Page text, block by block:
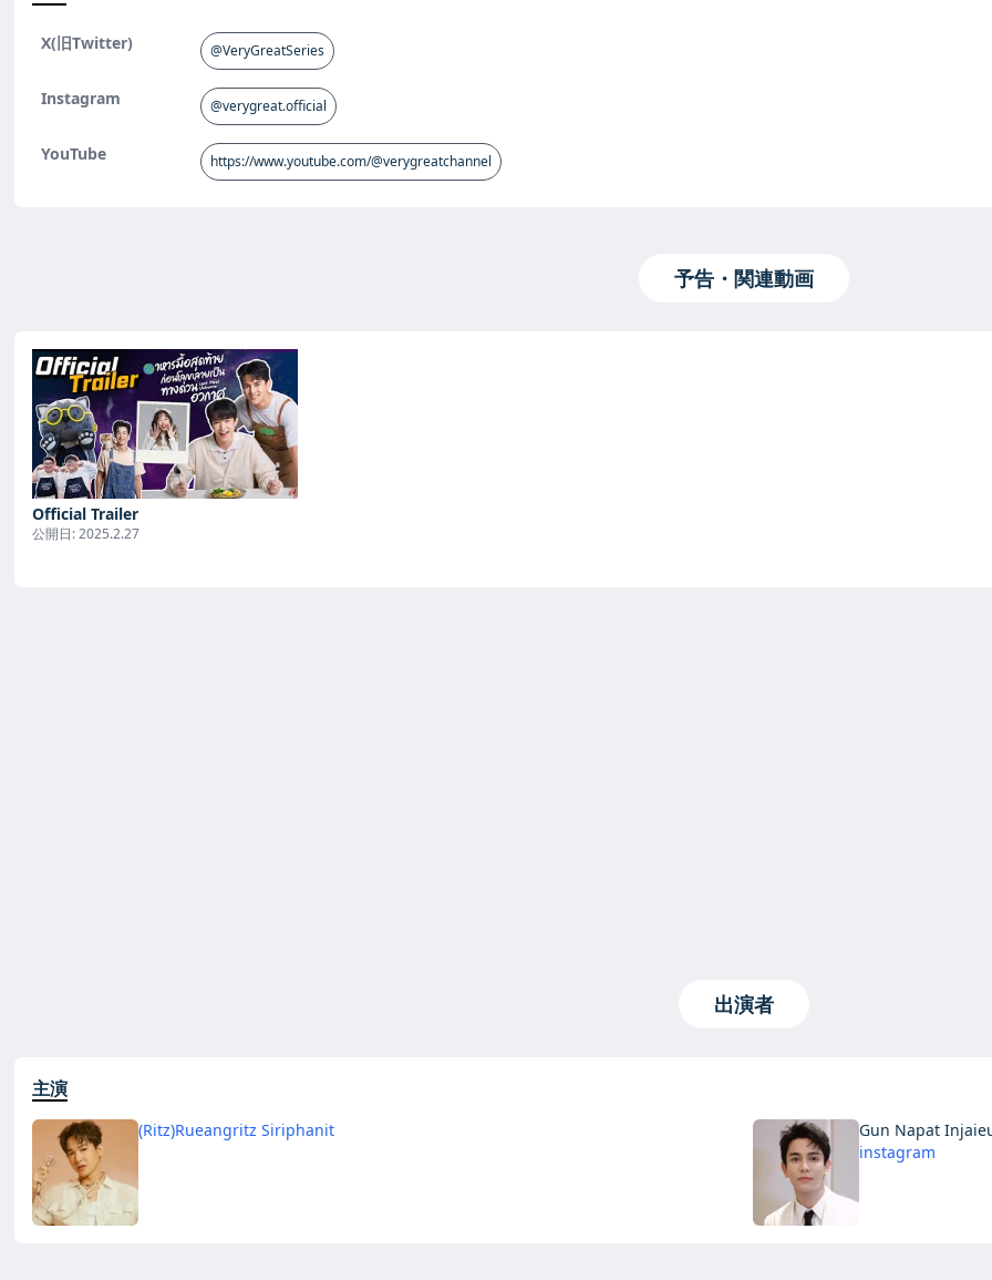
X(旧Twitter) @VeryGreatSeries
Instagram @verygreat.official
YouTube https://www.youtube.com/@verygreatchannel
予告・関連動画
Official Trailer
公開日:2025.2.27
出演者
主演
(Ritz)Rueangritz Siriphanit
Gun Napat
instagram